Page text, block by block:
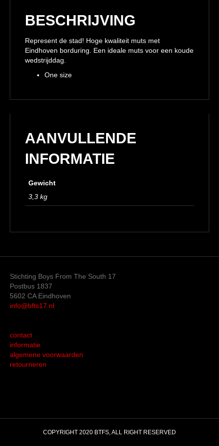
BESCHRIJVING
Represent de stad! Hoge kwaliteit muts met
Eindhoven borduring. Een ideale muts voor een koude
wedstrijddag.
One size
AANVULLENDE
INFORMATIE
Gewicht
3,3 kg
Stichting Boys From The South 17
Postbus 1837
5602 CA Eindhoven
info@bfts17.nl
contact
informatie
algemene voorwaarden
retourneren
COPYRIGHT 2020 BTFS, ALL RIGHT RESERVED